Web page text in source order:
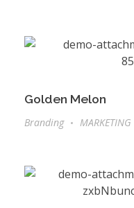
Golden Melon
Branding
MARKETING